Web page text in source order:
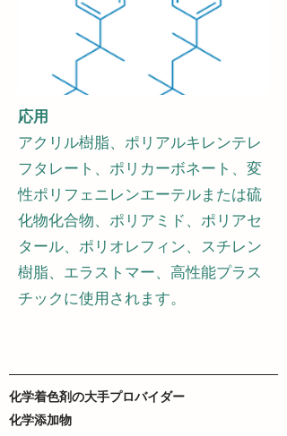
応用
アクリル樹脂、ポリアルキレンテレ
フタレート、ポリカーボネート、変
性ポリフェニレンエーテルまたは硫
化物化合物、ポリアミド、ポリアセ
タール、ポリオレフィン、スチレン
樹脂、エラストマー、高性能プラス
チックに使用されます。
化学着色剤の大手プロバイダー
化学添加物